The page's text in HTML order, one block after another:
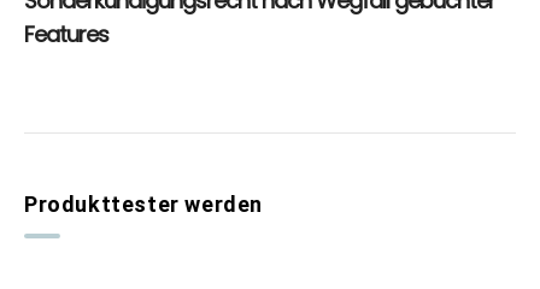
Produkttester werden